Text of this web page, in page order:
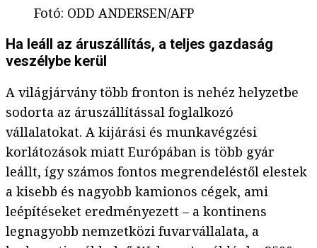
Fotó: ODD ANDERSEN/AFP
Ha leáll az áruszállítás, a teljes gazdaság
veszélybe kerül
A világjárvány több fronton is nehéz helyzetbe
sodorta az áruszállítással foglalkozó
vállalatokat. A kijárási és munkavégzési
korlátozások miatt Európában is több gyár
leállt, így számos fontos megrendeléstől elestek
a kisebb és nagyobb kamionos cégek, ami
leépítéseket eredményezett – a kontinens
legnagyobb nemzetközi fuvarvállalata, a